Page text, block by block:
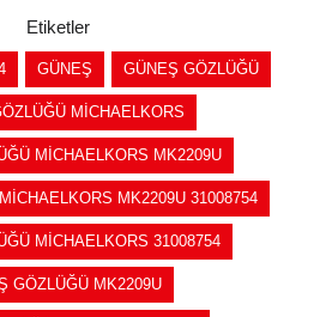
Etiketler
GÜNEŞ GÜNEŞ GÖZLÜĞÜ
MİCHAELKORS
MİCHAELKORS MK2209U
MK2209U 31008754
MİCHAELKORS 31008754
GÖZLÜĞÜ MK2209U